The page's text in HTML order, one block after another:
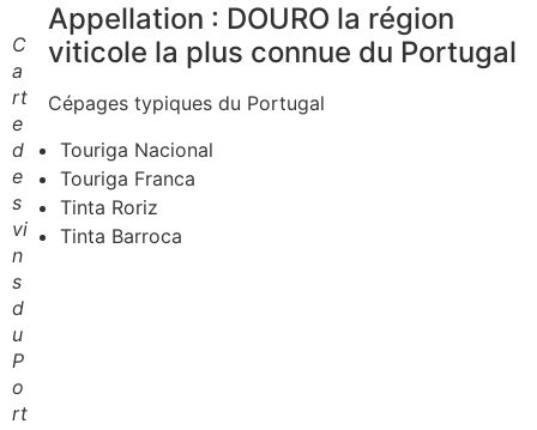
C
a
rt
e
d
e
s
vi
n
s
d
u
P
o
rt
Appellation : DOURO la région
viticole la plus connue du Portugal
Cépages typiques du Portugal
Touriga Nacional
Touriga Franca
Tinta Roriz
Tinta Barroca